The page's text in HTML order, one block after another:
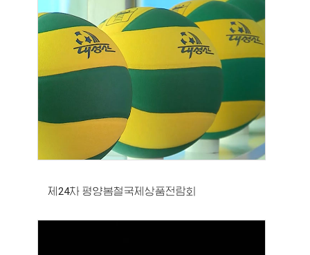
제24차 평양봄철국제상품전람회